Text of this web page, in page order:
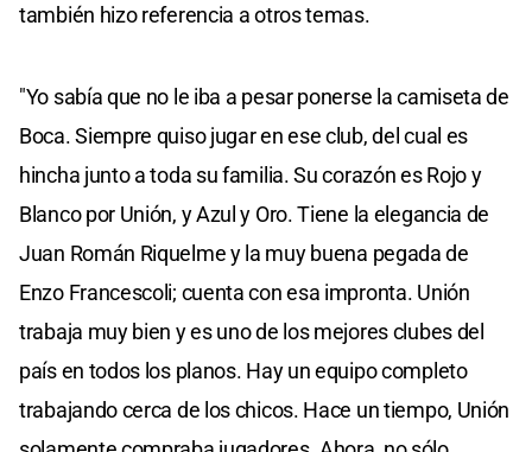
también hizo referencia a otros temas.
"Yo sabía que no le iba a pesar ponerse la camiseta de
Boca. Siempre quiso jugar en ese club, del cual es
hincha junto a toda su familia. Su corazón es Rojo y
Blanco por Unión, y Azul y Oro. Tiene la elegancia de
Juan Román Riquelme y la muy buena pegada de
Enzo Francescoli; cuenta con esa impronta. Unión
trabaja muy bien y es uno de los mejores clubes del
país en todos los planos. Hay un equipo completo
trabajando cerca de los chicos. Hace un tiempo, Unión